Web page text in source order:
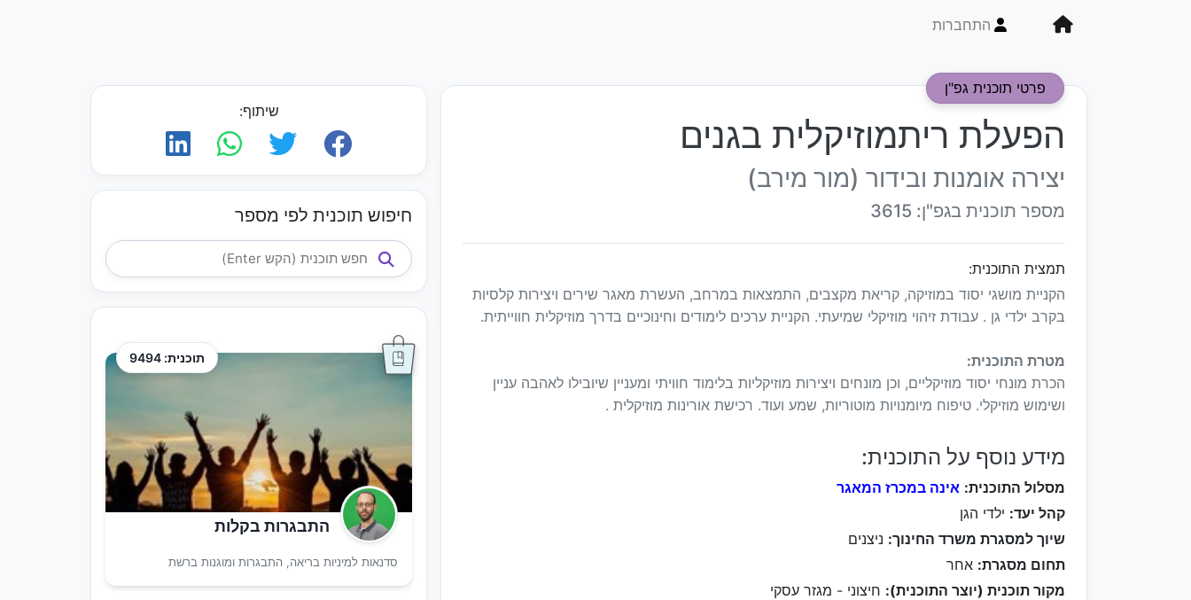
התחברות
פרטי תוכנית גפ"ן
הפעלת ריתמוזיקלית בגנים
יצירה אומנות ובידור (מור מירב)
מספר תוכנית בגפ"ן: 3615
תמצית התוכנית:
הקניית מושגי יסוד במוזיקה, קריאת מקצבים, התמצאות במרחב, העשרת מאגר שירים ויצירות קלסיות
בקרב ילדי גן . עבודת זיהוי מוזיקלי שמיעתי. הקניית ערכים לימודים וחינוכיים בדרך מוזיקלית חווייתית.
מטרת התוכנית:
הכרת מונחי יסוד מוזיקליים, וכן מונחים ויצירות מוזיקליות בלימוד חוויתי ומעניין שיובילו לאהבה עניין
ושימוש מוזיקלי. טיפוח מיומנויות מוטוריות, שמע ועוד. רכישת אורינות מוזיקלית .
מידע נוסף על התוכנית:
מסלול התוכנית: אינה במכרז המאגר
קהל יעד: ילדי הגן
שיוך למסגרת משרד החינוך: ניצנים
תחום מסגרת: אחר
מקור תוכנית (יוצר התוכנית): חיצוני - מגזר עסקי
שיתוף:
חיפוש תוכנית לפי מספר
תוכנית: 9494
התבגרות בקלות
סדנאות למיניות בריאה, התבגרות ומוגנות ברשת